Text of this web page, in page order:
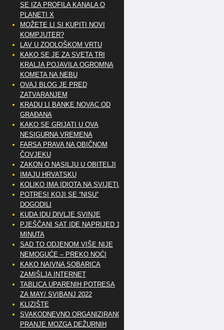
SE IZA PROFILA KANALA O
PLANETI X
MOŽETE LI SI KUPITI NOVI
KOMPJUTER?
LAV U ZOOLOŠKOM VRTU
KAKO SE JE ZA SVETA TRI
KRALJA POJAVILA OGROMNA
KOMETA NA NEBU
OVAJ BLOG JE PRED
ZATVARANJEM
KRADU LI BANKE NOVAC OD
GRAĐANA
KAKO SE GRIJATI U OVA
NESIGURNA VREMENA
FARSA PRAVA NA OBIČNOM
ČOVJEKU
ZAKON O NASILJU U OBITELJI
IMAJU HRVATSKU
KOLIKO IMA IDIOTA NA SVIJETU?
POTRESI KOJI SE “NISU”
DOGODILI
KUDA IDU DIVLJE SVINJE
PJEŠČANI SAT IDE NAPRIJED 10
MINUTA
SAD TO ODJENOM VIŠE NIJE
NEMOGUĆE – PREKO NOĆI
KAKO NAIVNA SOBARICA
ZAMIŠLJA INTERNET
TABLICA UPARENIH POTRESA
ZA MAY/ SVIBANJ 2022
KLIZIŠTE
SVAKODNEVNO ORGANIZIRANO
PRANJE MOZGA DEŽURNIH